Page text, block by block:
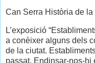
Can Serra Història de
L’exposició
a conèixer alguns dels
de la ciutat.
passat. Endinsar-nos-hi